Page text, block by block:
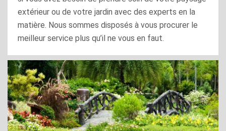
extérieur ou de votre jardin avec des experts en la
matière. Nous sommes disposés à vous procurer le
meilleur service plus qu’il ne vous en faut.